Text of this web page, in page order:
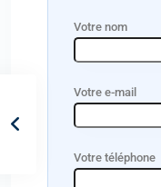
Votre nom
Votre e-mail
Votre téléphone